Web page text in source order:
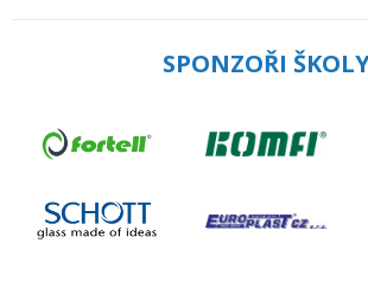
SPONZOŘI